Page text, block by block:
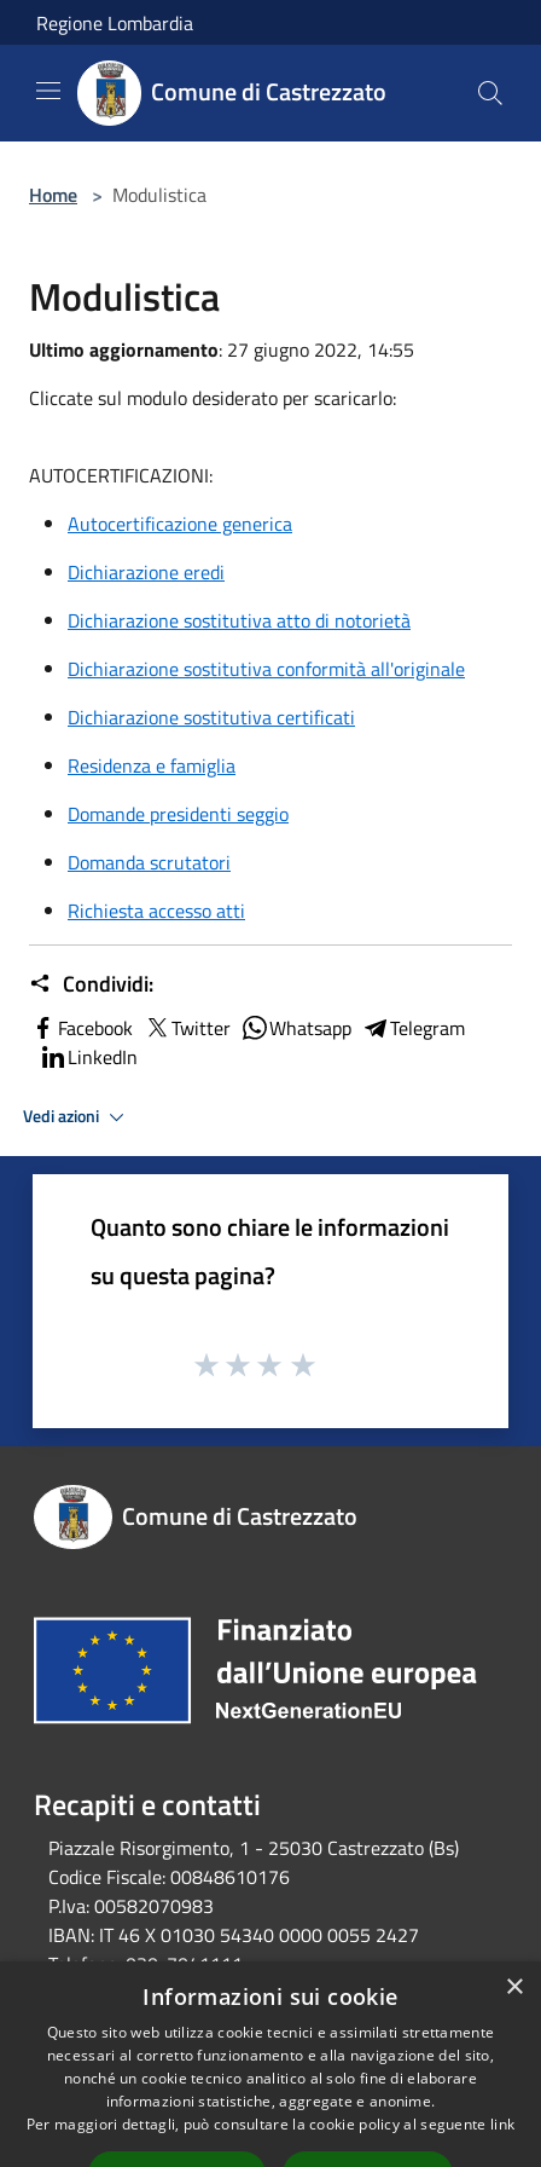
Salta al contenuto principale
Regione Lombardia
Comune di Castrezzato
Home > Modulistica
Modulistica
Ultimo aggiornamento: 27 giugno 2022, 14:55
Cliccate sul modulo desiderato per scaricarlo:
AUTOCERTIFICAZIONI:
Autocertificazione generica
Dichiarazione eredi
Dichiarazione sostitutiva atto di notorietà
Dichiarazione sostitutiva conformità all'originale
Dichiarazione sostitutiva certificati
Residenza e famiglia
Domande presidenti seggio
Domanda scrutatori
Richiesta accesso atti
Condividi:
Facebook Twitter Whatsapp
Telegram
LinkedIn
Vedi azioni
Quanto sono chiare le informazioni
su questa pagina?
Comune di Castrezzato
Recapiti e contatti
Piazzale Risorgimento, 1 - 25030 Castrezzato (Bs)
Codice Fiscale:00848610176
P.Iva:00582070983
IBAN: IT 46 X 01030 54340 0000 0055 2427
Telefono: 030-7041111
protocollo@comune.castrezzato.bs.it
Pec:
protocollo@pec.comune.castrezzato.bs.it
Accessibilità
Copyright © 2026 • Comune di
Castrezzato • Powered by
×
Informazioni sui cookie
Questo sito web utilizza cookie tecnici e assimilati strettamente
necessari al corretto funzionamento e alla navigazione del sito,
nonché un cookie tecnico analitico al solo fine di elaborare
informazioni statistiche, aggregate e anonime.
Per maggiori dettagli, può consultare la cookie policy al seguente link